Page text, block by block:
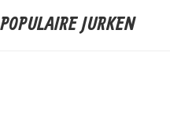
POPULAIRE JURKEN